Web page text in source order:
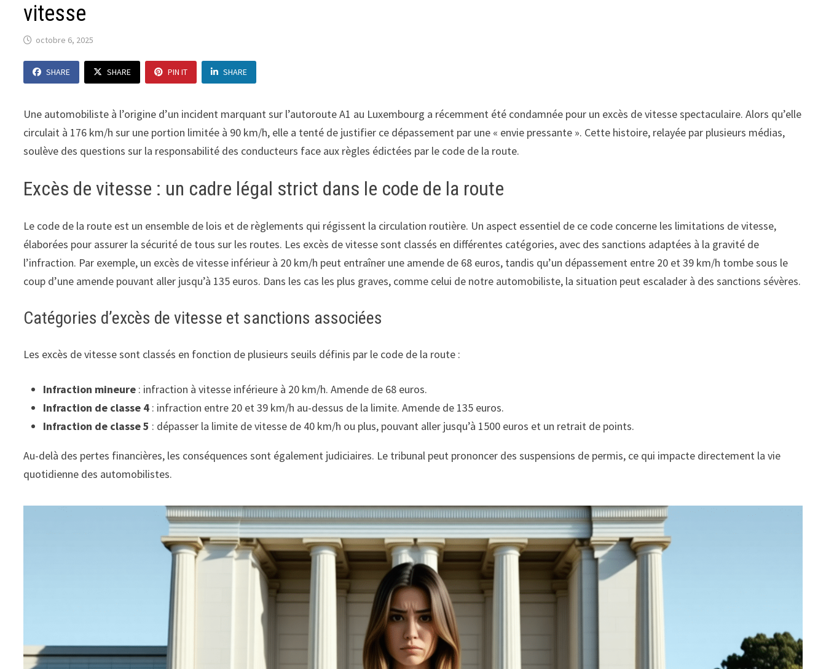
vitesse
octobre 6, 2025
SHARE SHARE PIN IT SHARE
Une automobiliste à l’origine d’un incident marquant sur l’autoroute A1 au Luxembourg a récemment été condamnée pour un excès de vitesse spectaculaire. Alors qu’elle
circulait à 176 km/h sur une portion limitée à 90 km/h, elle a tenté de justifier ce dépassement par une « envie pressante ». Cette histoire, relayée par plusieurs médias,
soulève des questions sur la responsabilité des conducteurs face aux règles édictées par le code de la route.
Excès de vitesse : un cadre légal strict dans le code de la route
Le code de la route est un ensemble de lois et de règlements qui régissent la circulation routière. Un aspect essentiel de ce code concerne les limitations de vitesse,
élaborées pour assurer la sécurité de tous sur les routes. Les excès de vitesse sont classés en différentes catégories, avec des sanctions adaptées à la gravité de
l’infraction. Par exemple, un excès de vitesse inférieur à 20 km/h peut entraîner une amende de 68 euros, tandis qu’un dépassement entre 20 et 39 km/h tombe sous le
coup d’une amende pouvant aller jusqu’à 135 euros. Dans les cas les plus graves, comme celui de notre automobiliste, la situation peut escalader à des sanctions sévères.
Catégories d’excès de vitesse et sanctions associées
Les excès de vitesse sont classés en fonction de plusieurs seuils définis par le code de la route :
Infraction mineure : infraction à vitesse inférieure à 20 km/h. Amende de 68 euros.
Infraction de classe 4 : infraction entre 20 et 39 km/h au-dessus de la limite. Amende de 135 euros.
Infraction de classe 5 : dépasser la limite de vitesse de 40 km/h ou plus, pouvant aller jusqu’à 1500 euros et un retrait de points.
Au-delà des pertes financières, les conséquences sont également judiciaires. Le tribunal peut prononcer des suspensions de permis, ce qui impacte directement la vie
quotidienne des automobilistes.